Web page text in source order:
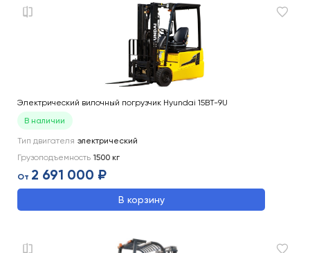
Электрический вилочный погрузчик Hyundai 15BT-9U
В наличии
Тип двигателя электрический
Грузоподъемность 1500 кг
От 2 691 000 ₽
В корзину